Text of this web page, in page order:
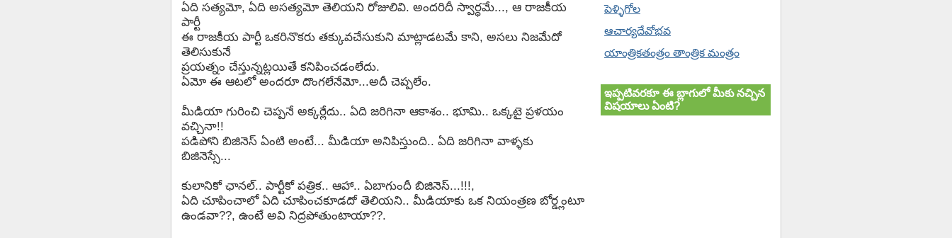
ఏది సత్యమో, ఏది అసత్యమో తెలియని రోజులివి. అందరిదీ స్వార్ధమే..., ఆ రాజకీయ
పార్టీ
ఈ రాజకీయ పార్టీ ఒకరినొకరు తక్కువచేసుకుని మాట్లాడటమే కాని, అసలు నిజమేదో
తెలిసుకునే
ప్రయత్నం చేస్తున్నట్లయితే కనిపించడంలేదు.
ఏమో ఈ ఆటలో అందరూ దొంగలేనేమో...అదీ చెప్పలేం.
మీడియా గురించి చెప్పనే అక్కర్లేదు.. ఏది జరిగినా ఆకాశం.. భూమి.. ఒక్కటై ప్రళయం
వచ్చినా!!
పడిపోని బిజినెస్ ఏంటి అంటే... మీడియా అనిపిస్తుంది.. ఏది జరిగినా వాళ్ళకు
బిజినెస్సే...
కులానికో ఛానల్.. పార్టీకో పత్రిక.. ఆహా.. ఏబాగుందీ బిజినెస్...!!!,
ఏది చూపించాలో ఏది చూపించకూడదో తెలియని.. మీడియాకు ఒక నియంత్రణ బోర్డ్లంటూ
ఉండవా??, ఉంటే అవి నిద్రపోతుంటాయా??.
పెళ్ళిగోల
ఆచార్యదేవోభవ
యాంత్రికతంత్రం తాంత్రిక మంత్రం
ఇప్పటివరకూ ఈ బ్లాగులో మీకు నచ్చిన
విషయాలు ఏంటి?